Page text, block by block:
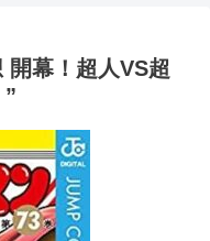
開幕！超人VS超